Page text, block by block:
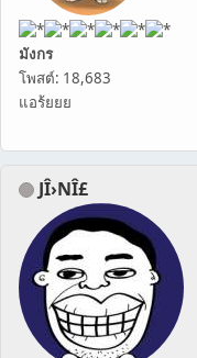
มังกร
โพสต์: 18,683
แอร้ยยย
JÎ›NÎ£